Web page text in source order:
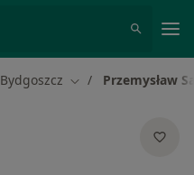
Bydgoszcz Zmień miasto
Przemysław